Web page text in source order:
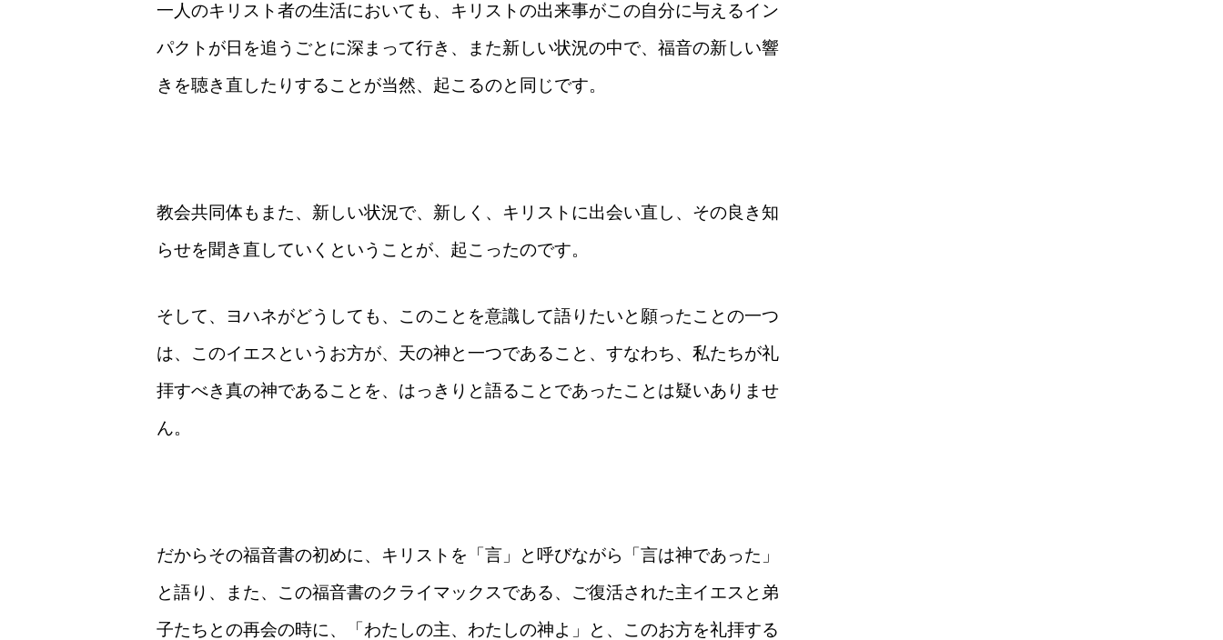
一人のキリスト者の生活においても、キリストの出来事がこの自分に与えるイン
パクトが日を追うごとに深まって行き、また新しい状況の中で、福音の新しい響
きを聴き直したりすることが当然、起こるのと同じです。
教会共同体もまた、新しい状況で、新しく、キリストに出会い直し、その良き知
らせを聞き直していくということが、起こったのです。
そして、ヨハネがどうしても、このことを意識して語りたいと願ったことの一つ
は、このイエスというお方が、天の神と一つであること、すなわち、私たちが礼
拝すべき真の神であることを、はっきりと語ることであったことは疑いありませ
ん。
だからその福音書の初めに、キリストを「言」と呼びながら「言は神であった」
と語り、また、この福音書のクライマックスである、ご復活された主イエスと弟
子たちとの再会の時に、「わたしの主、わたしの神よ」と、このお方を礼拝する